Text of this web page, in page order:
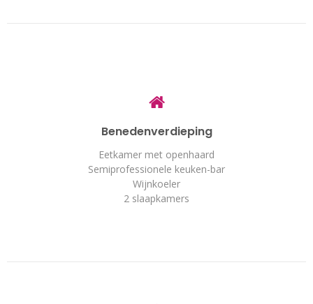
Benedenverdieping
Eetkamer met openhaard
Semiprofessionele keuken-bar
Wijnkoeler
2 slaapkamers